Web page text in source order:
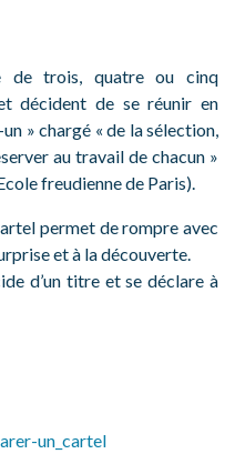
de trois, quatre ou cinq
décident de se réunir en
» chargé « de la sélection,
au travail de chacun »
freudienne de Paris).
permet de rompre avec
et à la découverte.
d’un titre et se déclare à
un_cartel